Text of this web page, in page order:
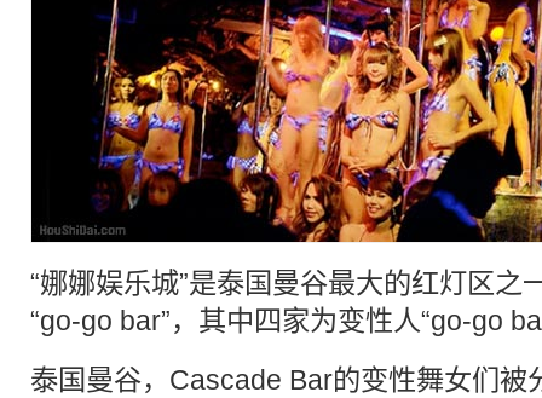
“娜娜娱乐城”是泰国曼谷最大的红灯区之
“go-go bar”，其中四家为变性人“go-go
泰国曼谷，Cascade Bar的变性舞女们被